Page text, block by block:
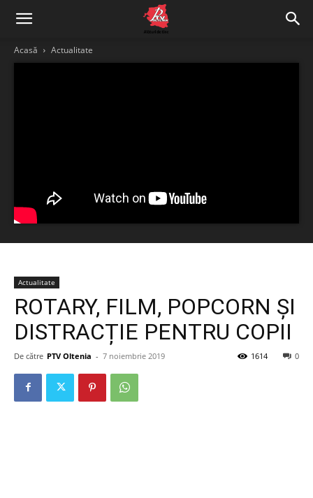
Acasă Actualitate
Actualitate
ROTARY, FILM, POPCORN ȘI
DISTRACȚIE PENTRU COPII
De către PTV Oltenia - 7 noiembrie 2019 0
1614